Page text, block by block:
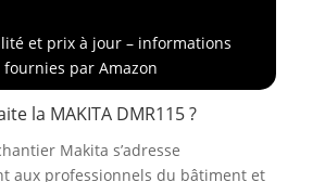
et prix à jour – informations
fournies par Amazon
la MAKITA DMR115 ?
Makita s’adresse
aux professionnels du bâtiment et